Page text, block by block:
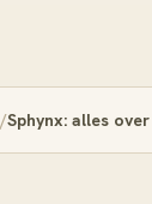
Sphynx: alles